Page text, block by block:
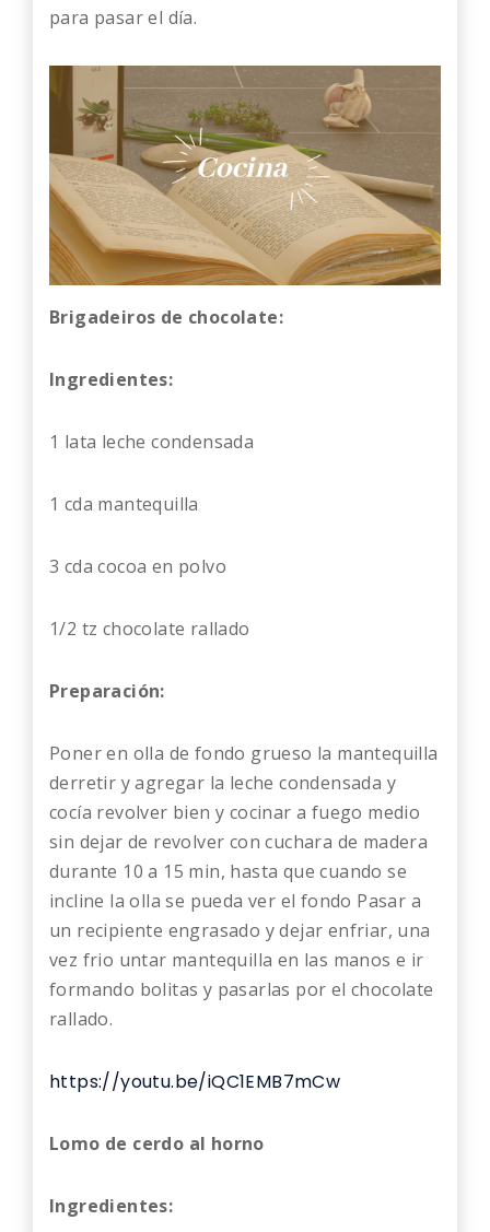
para pasar el día.
Brigadeiros de chocolate:
Ingredientes:
1 lata leche condensada
1 cda mantequilla
3 cda cocoa en polvo
1/2 tz chocolate rallado
Preparación:
Poner en olla de fondo grueso la mantequilla
derretir y agregar la leche condensada y
cocía revolver bien y cocinar a fuego medio
sin dejar de revolver con cuchara de madera
durante 10 a 15 min, hasta que cuando se
incline la olla se pueda ver el fondo Pasar a
un recipiente engrasado y dejar enfriar, una
vez frio untar mantequilla en las manos e ir
formando bolitas y pasarlas por el chocolate
rallado.
https://youtu.be/iQC1EMB7mCw
Lomo de cerdo al horno
Ingredientes: